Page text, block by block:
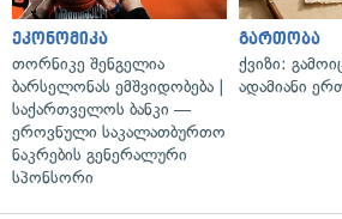
ეკონომიკა
თორნიკე შენგელია
ბარსელონას ემშვიდობება |
საქართველოს ბანკი —
ეროვნული საკალათბურთო
ნაკრების გენერალური
სპონსორი
გართობა
ქვიზი:
ადამიანი